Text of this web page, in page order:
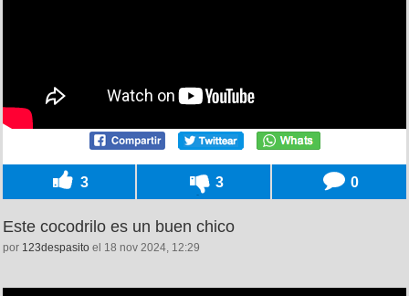
3 3 0
Este cocodrilo es un buen chico
por 123despasito el 18 nov 2024, 12:29